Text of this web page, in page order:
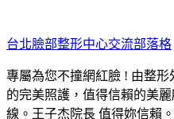
至
主
要
內
容
台北臉部整形中心交流部落格
專屬為您不撞網紅臉 ! 由整
的完美照護，值得信賴的美
線。王子杰院長 值得妳信賴